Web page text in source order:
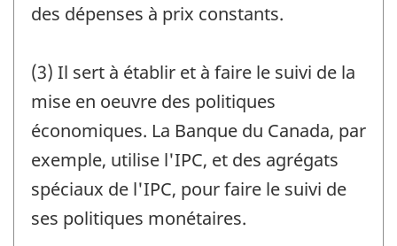
des dépenses à prix constants.
(3) Il sert à établir et à faire le suivi de la
mise en oeuvre des politiques
économiques. La Banque du Canada, par
exemple, utilise l'IPC, et des agrégats
spéciaux de l'IPC, pour faire le suivi de
ses politiques monétaires.